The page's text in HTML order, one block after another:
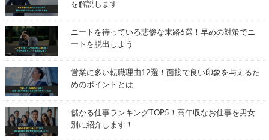
を解説します
ニートを待っている悲惨な末路6選！早めの対策でニ
ートを脱出しよう
営業に多い転職理由12選！面接で良い印象を与えるた
めのポイントとは
儲かる仕事ランキングTOP5！高年収なお仕事を男女
別に紹介します！